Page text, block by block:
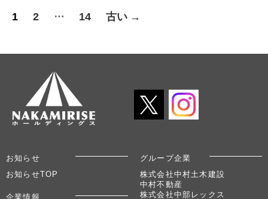
投
ナ
ゲ
ー
シ
ョ
1 2 … 14 古い →
お知らせ
お知らせTOP
企業情報
グループ企業
株式会社中村土木建設
中村不動産
株式会社中部レックス